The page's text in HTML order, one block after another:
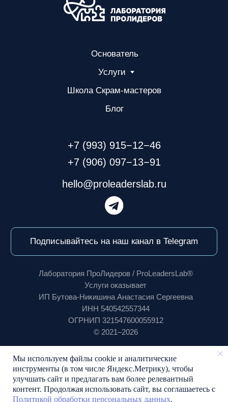
Мы используем файлы cookie и аналитические
инструменты (в том числе Яндекс.Метрику), чтобы
улучшать сайт и предлагать вам более релевантный
контент. Продолжая использовать сайт, вы соглашаетесь с
Политикой обработки персональных данных.